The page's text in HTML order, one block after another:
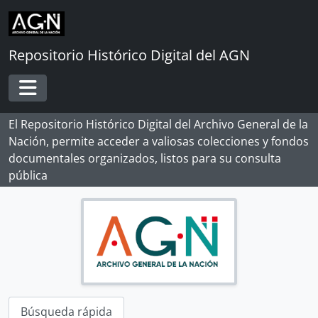
Skip to main content
Repositorio Histórico Digital del AGN
Toggle navigation
El Repositorio Histórico Digital del Archivo General de la
Nación, permite acceder a valiosas colecciones y fondos
documentales organizados, listos para su consulta
pública
Búsqueda rápida
[Record group] ARCHIVO HISTÓRICO
[Fondo] CABILDO DE LIMA
[Sección] ADMINISTRATIVO
[Sección] GOBIERNO DE LA CIUDAD
[Sección] JUSTICIA ORDINARIA
[Serie] CAUSAS CIVILES